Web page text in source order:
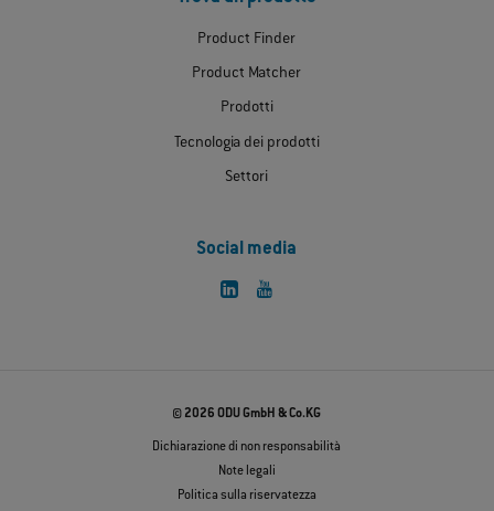
Product Finder
Product Matcher
Prodotti
Tecnologia dei prodotti
Settori
Social media
© 2026 ODU GmbH & Co.KG
Dichiarazione di non responsabilità
Note legali
Politica sulla riservatezza